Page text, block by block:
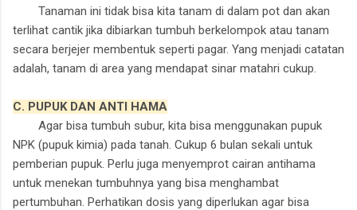
Tanaman ini tidak bisa kita tanam di dalam pot dan akan
terlihat cantik jika dibiarkan tumbuh berkelompok atau tanam
secara berjejer membentuk seperti pagar. Yang menjadi catatan
adalah, tanam di area yang mendapat sinar matahri cukup.
C. PUPUK DAN ANTI HAMA
Agar bisa tumbuh subur, kita bisa menggunakan pupuk
NPK (pupuk kimia) pada tanah. Cukup 6 bulan sekali untuk
pemberian pupuk. Perlu juga menyemprot cairan antihama
untuk menekan tumbuhnya yang bisa menghambat
pertumbuhan. Perhatikan dosis yang diperlukan agar bisa